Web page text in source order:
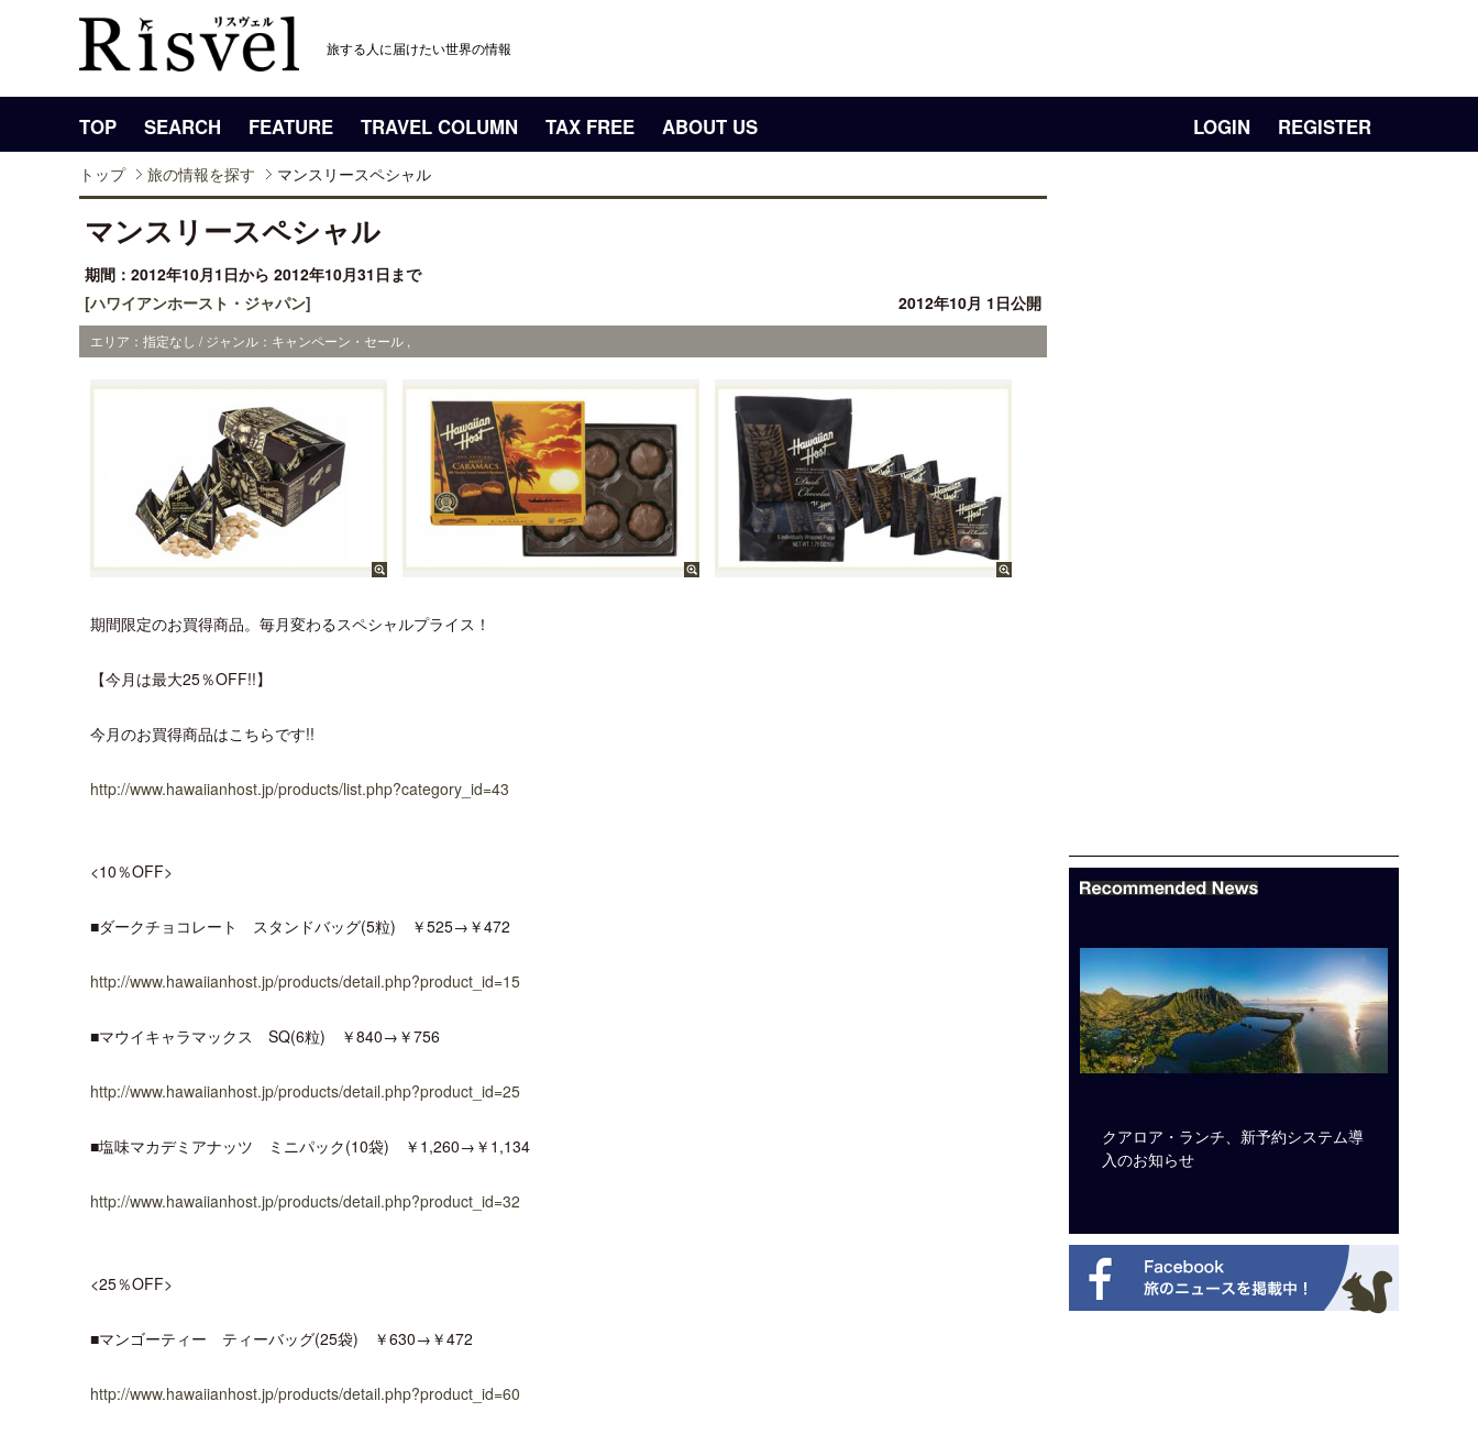
旅する人に届けたい世界の情報
TOP SEARCH FEATURE TRAVEL COLUMN TAX FREE ABOUT US LOGIN REGISTER
トップ 旅の情報を探す マンスリースペシャル
マンスリースペシャル
期間：2012年10月1日から 2012年10月31日まで
[ハワイアンホースト・ジャパン]
2012年10月 1日公開
エリア：指定なし / ジャンル：キャンペーン・セール ,
期間限定のお買得商品。毎月変わるスペシャルプライス！
【今月は最大25％OFF!!】
今月のお買得商品はこちらです!!
http://www.hawaiianhost.jp/products/list.php?category_id=43
<10％OFF>
■ダークチョコレート スタンドバッグ(5粒) ￥525→￥472
http://www.hawaiianhost.jp/products/detail.php?product_id=15
■マウイキャラマックス SQ(6粒) ￥840→￥756
http://www.hawaiianhost.jp/products/detail.php?product_id=25
■塩味マカデミアナッツ ミニパック(10袋) ￥1,260→￥1,134
http://www.hawaiianhost.jp/products/detail.php?product_id=32
<25％OFF>
■マンゴーティー ティーバッグ(25袋) ￥630→￥472
http://www.hawaiianhost.jp/products/detail.php?product_id=60
ロサンゼルス観光局、ウォルト・ディ
ズニーゆかりのスポット10選を紹介
クアロア・ランチ、新予約システム導
入のお知らせ